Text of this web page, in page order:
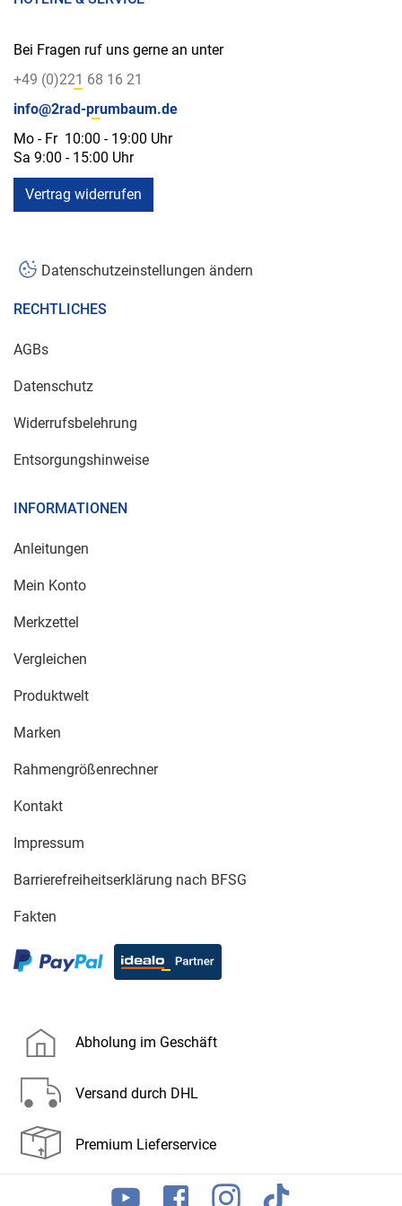
Bei Fragen ruf uns gerne an unter
+49 (0)221 68 16 21
info@2rad-prumbaum.de
Mo - Fr 10:00 - 19:00 Uhr
Sa 9:00 - 15:00 Uhr
Vertrag widerrufen
Datenschutzeinstellungen ändern
RECHTLICHES
AGBs
Datenschutz
Widerrufsbelehrung
Entsorgungshinweise
INFORMATIONEN
Anleitungen
Mein Konto
Merkzettel
Vergleichen
Produktwelt
Marken
Rahmengrößenrechner
Kontakt
Impressum
Barrierefreiheitserklärung nach BFSG
Fakten
Abholung im Geschäft
Versand durch DHL
Premium Lieferservice